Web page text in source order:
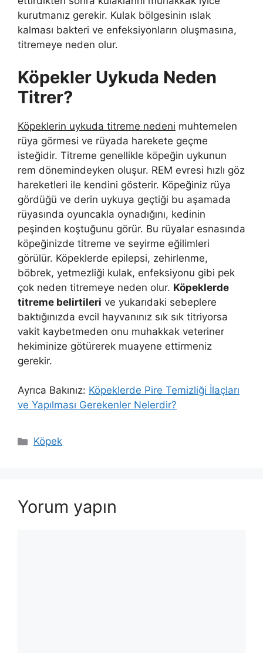
kurutmanız gerekir. Kulak bölgesinin ıslak
kalması bakteri ve enfeksiyonların oluşmasına,
titremeye neden olur.
Köpekler Uykuda Neden
Titrer?
Köpeklerin uykuda titreme nedeni muhtemelen
rüya görmesi ve rüyada harekete geçme
isteğidir. Titreme genellikle köpeğin uykunun
rem dönemindeyken oluşur. REM evresi hızlı göz
hareketleri ile kendini gösterir. Köpeğiniz rüya
gördüğü ve derin uykuya geçtiği bu aşamada
rüyasında oyuncakla oynadığını, kedinin
peşinden koştuğunu görür. Bu rüyalar esnasında
köpeğinizde titreme ve seyirme eğilimleri
görülür. Köpeklerde epilepsi, zehirlenme,
böbrek, yetmezliği kulak, enfeksiyonu gibi pek
çok neden titremeye neden olur. Köpeklerde
titreme belirtileri ve yukarıdaki sebeplere
baktığınızda evcil hayvanınız sık sık titriyorsa
vakit kaybetmeden onu muhakkak veteriner
hekiminize götürerek muayene ettirmeniz
gerekir.
Ayrıca Bakınız: Köpeklerde Pire Temizliği İlaçları
ve Yapılması Gerekenler Nelerdir?
Kategoriler
Köpek
Yorum yapın